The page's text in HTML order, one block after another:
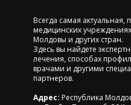
Всегда самая
медицинских
Молдовы и других стран.
Здесь вы найдете
лечения, способах
врачами и другими
партнеров.
Адрес: Республика